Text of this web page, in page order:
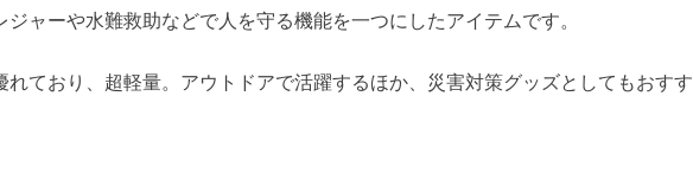
ジャーや水難救助などで人を守る機能を一つにしたアイテムです。
れており、超軽量。アウトドアで活躍するほか、災害対策グッズとしてもおすす